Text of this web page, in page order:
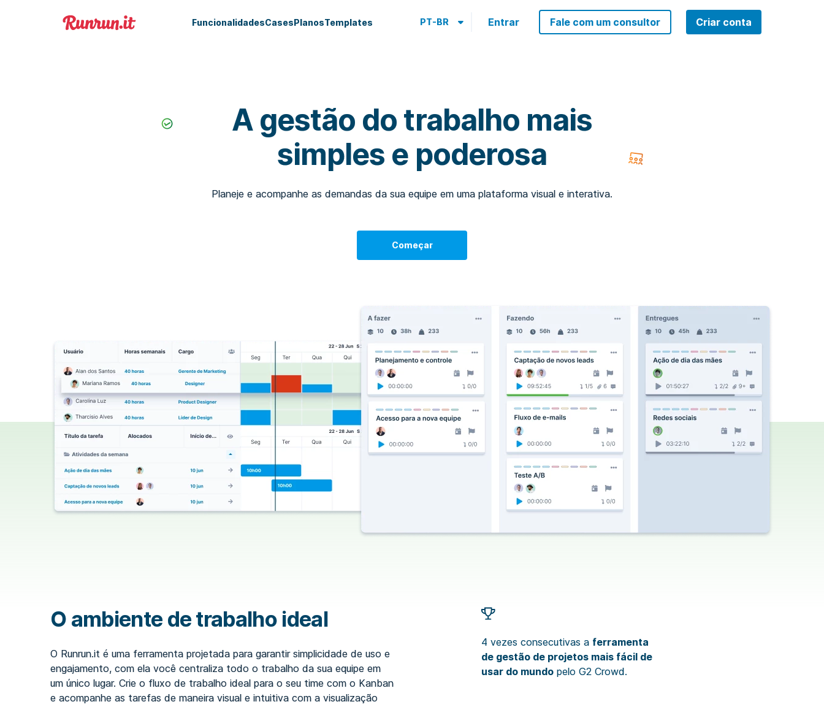
FuncionalidadesCasesPlanosTemplates PT-BR Entrar Fale com um consultor Criar conta
A gestão do trabalho mais
simples e poderosa
Planeje e acompanhe as demandas da sua equipe em uma plataforma visual e interativa.
Começar
O ambiente de trabalho ideal
O Runrun.it é uma ferramenta projetada para garantir simplicidade de uso e
engajamento, com ela você centraliza todo o trabalho da sua equipe em
um único lugar. Crie o fluxo de trabalho ideal para o seu time com o Kanban
e acompanhe as tarefas de maneira visual e intuitiva com a visualização
4 vezes consecutivas a ferramenta
de gestão de projetos mais fácil de
usar do mundo pelo G2 Crowd.